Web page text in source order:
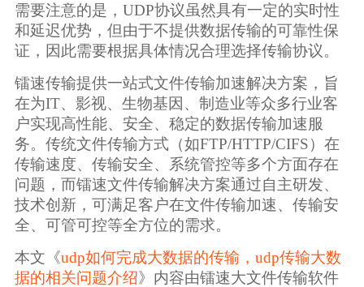
需要注意的是，UDP协议虽然具有一定的实时性
和延迟优势，但由于不提供数据传输的可靠性保
证，因此需要根据具体情况合理选择传输协议。
镭速传输提供一站式文件传输加速解决方案，旨
在为IT、影视、生物基因、制造业等众多行业客
户实现高性能、安全、稳定的数据传输加速服
务。传统文件传输方式（如FTP/HTTP/CIFS）在
传输速度、传输安全、系统管控等多个方面存在
问题，而镭速文件传输解决方案通过自主研发、
技术创新，可满足客户在文件传输加速、传输安
全、可管可控等全方位的需求。
本文《udp如何完成大数据的传输，udp传输大数
据的相关问题介绍》内容由镭速大文件传输软件